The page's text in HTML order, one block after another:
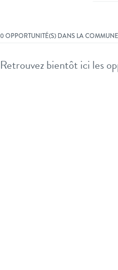
0 OPPORTUNITÉ(S) DANS LA
Retrouvez bientôt ici les